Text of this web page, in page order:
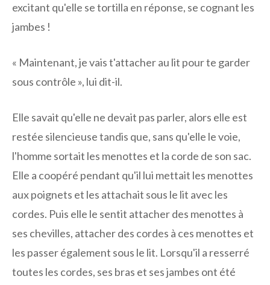
excitant qu'elle se tortilla en réponse, se cognant les
jambes !
« Maintenant, je vais t'attacher au lit pour te garder
sous contrôle », lui dit-il.
Elle savait qu'elle ne devait pas parler, alors elle est
restée silencieuse tandis que, sans qu'elle le voie,
l'homme sortait les menottes et la corde de son sac.
Elle a coopéré pendant qu'il lui mettait les menottes
aux poignets et les attachait sous le lit avec les
cordes. Puis elle le sentit attacher des menottes à
ses chevilles, attacher des cordes à ces menottes et
les passer également sous le lit. Lorsqu'il a resserré
toutes les cordes, ses bras et ses jambes ont été